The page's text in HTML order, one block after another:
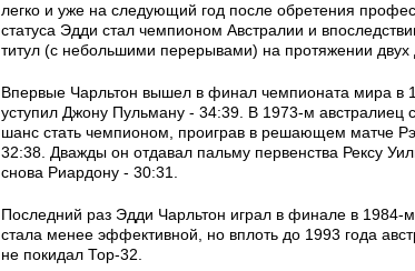
легко и уже на следующий год после обретения
статуса Эдди стал чемпионом Австралии и
титул (с небольшими перерывами) на протяжении двух
Впервые Чарльтон вышел в финал чемпионата мира в
уступил Джону Пульману - 34:39. В 1973-м австралиец
шанс стать чемпионом, проиграв в решающем матче
32:38. Дважды он отдавал пальму первенства Рексу
снова Риардону - 30:31.
Последний раз Эдди Чарльтон играл в финале в 1984-
стала менее эффективной, но вплоть до 1993 года
не покидал Тор-32.